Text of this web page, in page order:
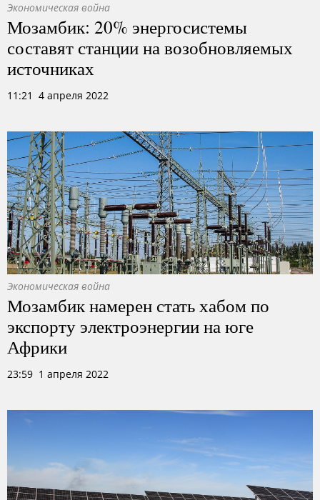
Экономическая война
Мозамбик: 20% энергосистемы
составят станции на возобновляемых
источниках
11:21 4 апреля 2022
Экономическая война
Мозамбик намерен стать хабом по
экспорту электроэнергии на юге
Африки
23:59 1 апреля 2022